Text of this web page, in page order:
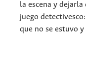
la escena y
juego
que no se estuvo